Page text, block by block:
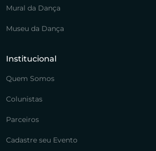
Mural da Dança
Museu da Dança
Institucional
Quem Somos
Colunistas
Parceiros
Cadastre seu Evento